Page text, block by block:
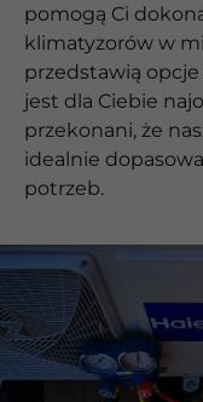
pomogą Ci
klimatyzorów w
przedstawią opcje
jest dla Ciebie
przekonani, że
idealnie
potrzeb.